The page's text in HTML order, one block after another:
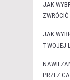
JAK
JAK
TWOJEJ
PRZEZ